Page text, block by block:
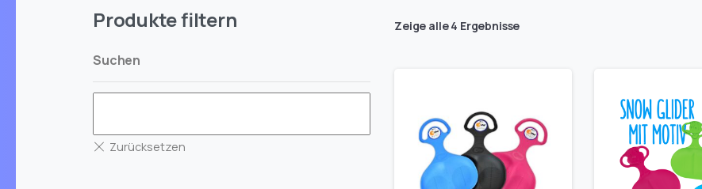
Zeige alle 4 Ergebnisse
Produkte filtern
Suchen